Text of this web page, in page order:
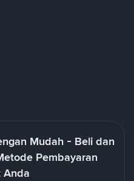
Mudah - Beli dan
Pembayaran
Anda